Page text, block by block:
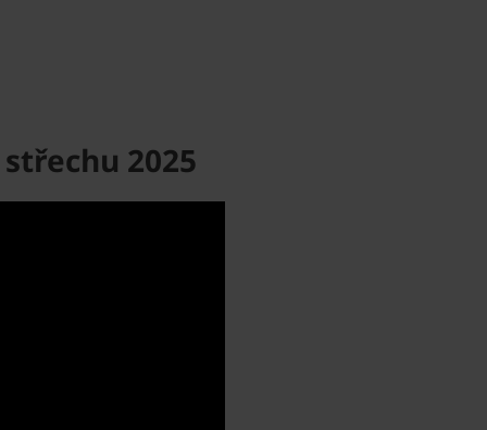
2025